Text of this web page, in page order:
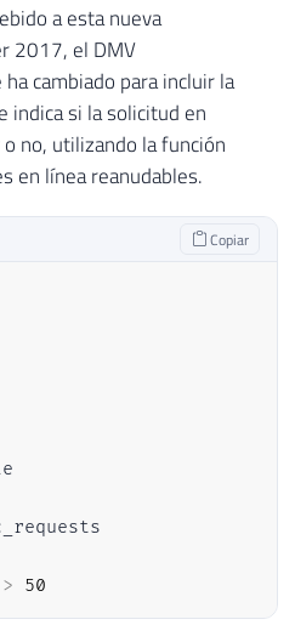
a esta nueva
2017, el DMV
ha cambiado para incluir la
indica si la solicitud en
no, utilizando la función
en línea reanudables.
Copiar
> 50